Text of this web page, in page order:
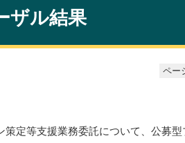
ザル結果
ペー
策定等支援業務委託について、公募